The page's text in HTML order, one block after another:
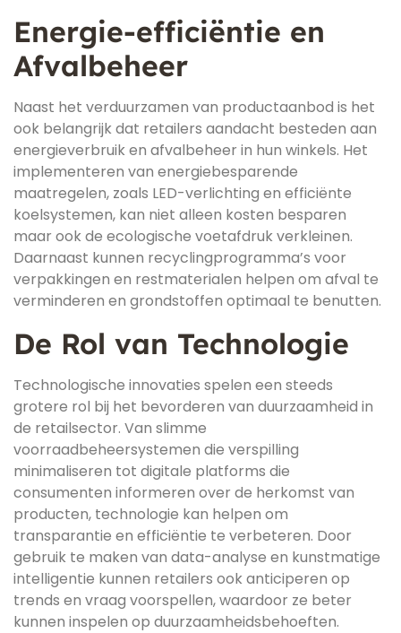
Energie-efficiëntie en
Afvalbeheer
Naast het verduurzamen van productaanbod is het
ook belangrijk dat retailers aandacht besteden aan
energieverbruik en afvalbeheer in hun winkels. Het
implementeren van energiebesparende
maatregelen, zoals LED-verlichting en efficiënte
koelsystemen, kan niet alleen kosten besparen
maar ook de ecologische voetafdruk verkleinen.
Daarnaast kunnen recyclingprogramma’s voor
verpakkingen en restmaterialen helpen om afval te
verminderen en grondstoffen optimaal te benutten.
De Rol van Technologie
Technologische innovaties spelen een steeds
grotere rol bij het bevorderen van duurzaamheid in
de retailsector. Van slimme
voorraadbeheersystemen die verspilling
minimaliseren tot digitale platforms die
consumenten informeren over de herkomst van
producten, technologie kan helpen om
transparantie en efficiëntie te verbeteren. Door
gebruik te maken van data-analyse en kunstmatige
intelligentie kunnen retailers ook anticiperen op
trends en vraag voorspellen, waardoor ze beter
kunnen inspelen op duurzaamheidsbehoeften.